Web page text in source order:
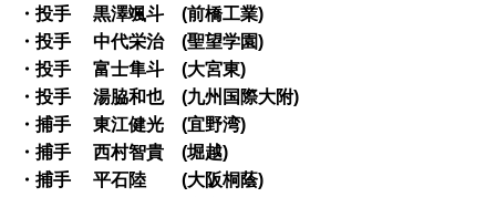
・投手 黒澤颯斗 (前橋工業)
・投手 中代栄治 (聖望学園)
・投手 富士隼斗 (大宮東)
・投手 湯脇和也 (九州国際大附)
・捕手 東江健光 (宜野湾)
・捕手 西村智貴 (堀越)
・捕手 平石陸 (大阪桐蔭)